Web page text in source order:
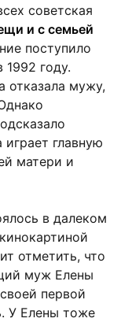
советская
и с семьей
поступило
году.
отказала мужу,
главную
матери и
в далеком
отметить, что
муж Елены
первой
У Елены тоже